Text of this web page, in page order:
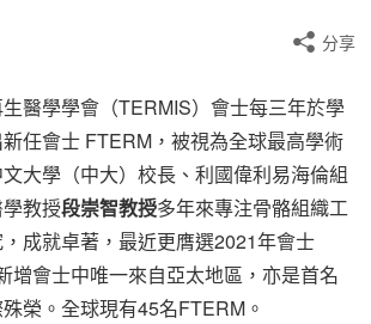
分享
醫學學會（TERMIS）會士每三年於學
任會士 FTERM，被視為全球最高學術
大學（中大）校長、利國偉利易海倫組
教授段崇智教授多年來專注骨骼組織工
成就卓著，最近更膺選2021年會士
增會士中唯一來自亞太地區，亦是首名
榮。全球現有45名FTERM。